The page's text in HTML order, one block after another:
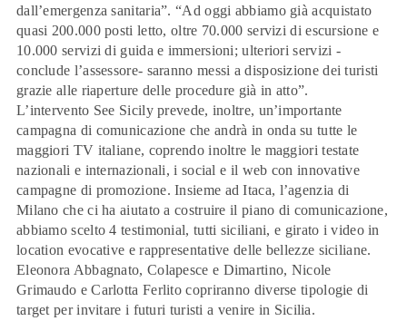
dall’emergenza sanitaria”. “Ad oggi abbiamo già acquistato
quasi 200.000 posti letto, oltre 70.000 servizi di escursione e
10.000 servizi di guida e immersioni; ulteriori servizi -
conclude l’assessore- saranno messi a disposizione dei turisti
grazie alle riaperture delle procedure già in atto”.
L’intervento See Sicily prevede, inoltre, un’importante
campagna di comunicazione che andrà in onda su tutte le
maggiori TV italiane, coprendo inoltre le maggiori testate
nazionali e internazionali, i social e il web con innovative
campagne di promozione. Insieme ad Itaca, l’agenzia di
Milano che ci ha aiutato a costruire il piano di comunicazione,
abbiamo scelto 4 testimonial, tutti siciliani, e girato i video in
location evocative e rappresentative delle bellezze siciliane.
Eleonora Abbagnato, Colapesce e Dimartino, Nicole
Grimaudo e Carlotta Ferlito copriranno diverse tipologie di
target per invitare i futuri turisti a venire in Sicilia.